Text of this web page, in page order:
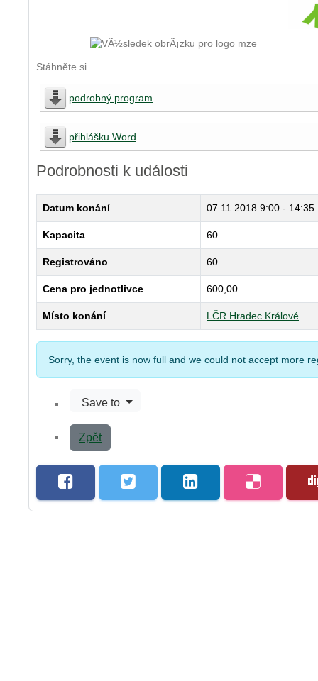
Stáhněte si
podrobný program
přihlášku Word
Podrobnosti k události
Datum konání 07.11.2018 9:00 - 14:35
Kapacita 60
Registrováno 60
Cena pro jednotlivce 600,00
Místo konání LČR Hradec Králové
Sorry, the event is now full and we could not accept more
Save to
Zpět